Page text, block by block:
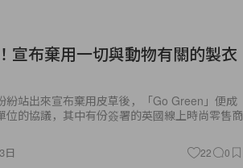
宣布棄用一切與動物有關的製衣
紛站出來宣布棄用皮草後，「Go Green」便成
位的協議，其中有份簽署的英國線上時尚零售商
日 22 0